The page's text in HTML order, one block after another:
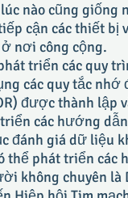
nào cũng
cận các thiết bị
nơi công cộng.
triển các quy
các quy tắc nhớ
được thành lập
các hướng
đánh giá dữ liệu
thể phát triển
không chuyên là